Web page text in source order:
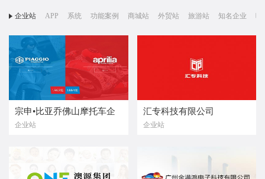
企业站 APP 系统 功能案例 商城站 外贸站 旅游站 知名企业 响
宗申•比亚乔佛山摩托车企
业有限公司
企业站
汇专科技有限公司
企业站